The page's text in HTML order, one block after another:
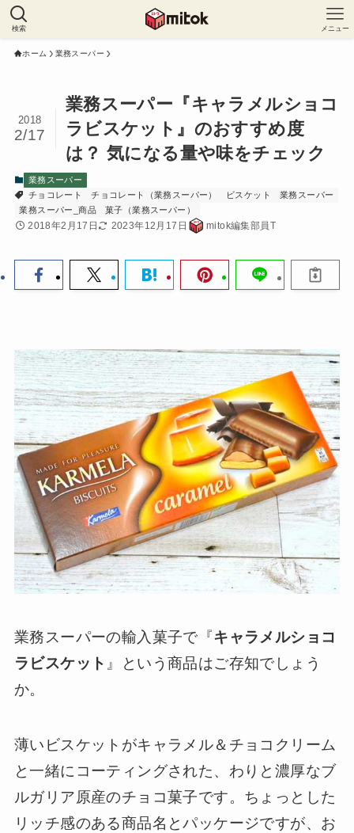
検索 メニュー
ホーム 業務スーパー
業務スーパー『キャラメルショコ
ラビスケット』のおすすめ度
は？ 気になる量や味をチェック
2018
2/17
業務スーパー
チョコレート
チョコレート（業務スーパー） ビスケット
業務スーパー
業務スーパー_商品
菓子（業務スーパー）
2018年2月17日 2023年12月17日 mitok編集部員T
業務スーパーの輸入菓子で『キャラメルショコ
ラビスケット 』という商品はご存知でしょう
か。
薄いビスケットがキャラメル＆チョコクリーム
と一緒にコーティングされた、わりと濃厚なブ
ルガリア原産のチョコ菓子です。ちょっとした
リッチ感のある商品名とパッケージですが、お